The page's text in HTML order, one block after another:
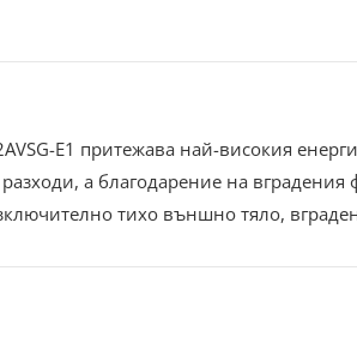
E1 притежава най-високия
а благодарение на
тихо външно тяло,